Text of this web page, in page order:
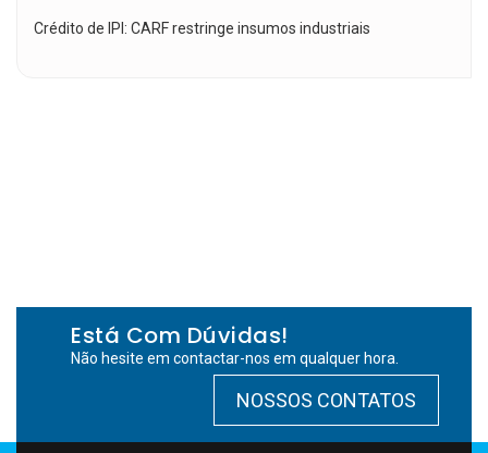
Crédito de IPI: CARF restringe insumos industriais
Está Com Dúvidas!
Não hesite em contactar-nos em qualquer hora.
NOSSOS CONTATOS